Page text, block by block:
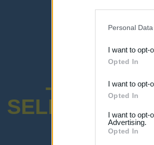
third parties.
Personal
I want to opt-
Opted In
I want to opt-
Opted In
I want to opt-
Advertising.
Opted In
-
SELECTIVO